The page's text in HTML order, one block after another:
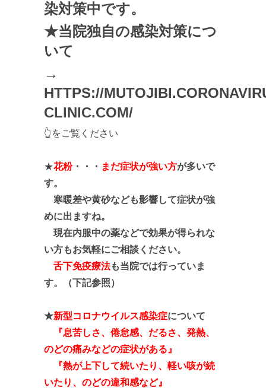
染対策中です。
★当院独自の感染対策につ
いて
→
HTTPS://
CLINIC.COM/
👆をご覧ください
★花粉・・・ まだ症状が強い方が多いで
す。
寒暖差や黄砂なども影響して症状が強
めに出ますね。
現在内服中の薬などで効果が得られな
い方もお気軽にご相談ください。
舌下免疫療法も当院では行っていま
す。（下記参照）
★新型コロナウイルス感染症について
『息苦しさ、倦怠感、だるさ、発熱、
のどの痛みなどの症状がある』
『熱が上下して続いたり、軽い咳が続
いたり、のどの違和感など』